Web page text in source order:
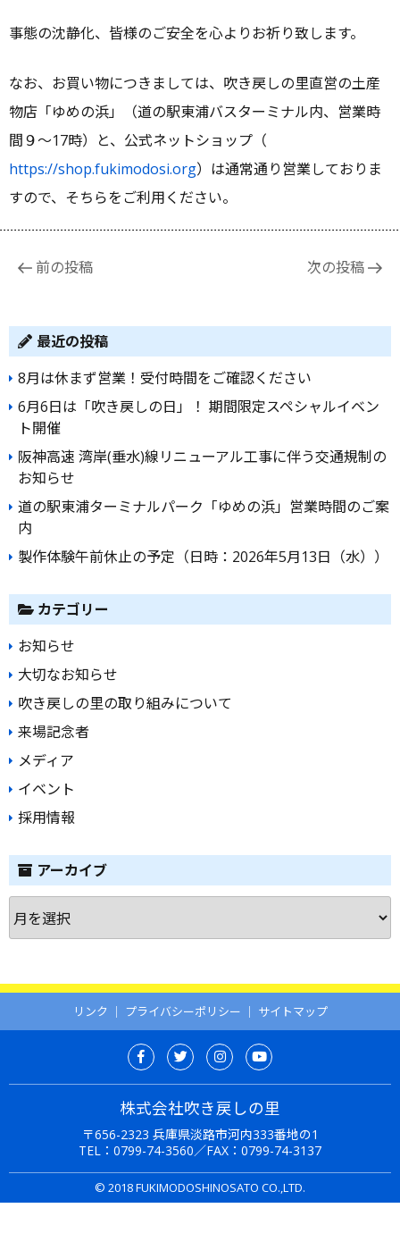
事態の沈静化、皆様のご安全を心よりお祈り致します。
なお、お買い物につきましては、吹き戻しの里直営の土産
物店「ゆめの浜」（道の駅東浦バスターミナル内、営業時
間９～17時）と、公式ネットショップ（
https://shop.fukimodosi.org）は通常通り営業しておりま
すので、そちらをご利用ください。
投
ビ
ゲ
ー
シ
ョ
ン
前の投稿 次の投稿
最近の投稿
8月は休まず営業！受付時間をご確認ください
6月6日は「吹き戻しの日」！ 期間限定スペシャルイベン
ト開催
阪神高速 湾岸(垂水)線リニューアル工事に伴う交通規制の
お知らせ
道の駅東浦ターミナルパーク「ゆめの浜」営業時間のご案
内
製作体験午前休止の予定（日時：2026年5月13日（水））
カテゴリー
お知らせ
大切なお知らせ
吹き戻しの里の取り組みについて
来場記念者
メディア
イベント
採用情報
アーカイブ
ー
ブ
リンク ｜ プライバシーポリシー ｜ サイトマップ
株式会社吹き戻しの里
〒656-2323 兵庫県淡路市河内333番地の1
TEL： 0799-74-3560／FAX：0799-74-3137
© 2018 FUKIMODOSHINOSATO CO.,LTD.